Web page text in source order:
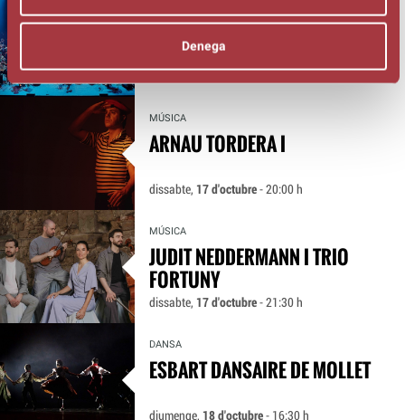
Denega
ORQUESTRA DE MÚSIQUES
D’ARREL DE CATALUNYA
divendres,16 d'octubre- 21:30 h
MÚSICA
ARNAU TORDERA I
dissabte, 17 d'octubre- 20:00 h
MÚSICA
JUDIT NEDDERMANN I TRIO
FORTUNY
dissabte, 17 d'octubre- 21:30 h
DANSA
ESBART DANSAIRE DE MOLLET
diumenge, 18 d'octubre- 16:30 h